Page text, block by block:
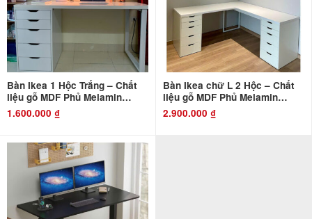
Bàn Ikea 1 Hộc Trắng – Chất
liệu gỗ MDF Phủ Melamin
Chống Thấm và Chống Xước
1.600.000 ₫
Bàn Ikea chữ L 2 Hộc – Chất
liệu gỗ MDF Phủ Melamin
Chống Thấm và Chống Xước
2.900.000 ₫